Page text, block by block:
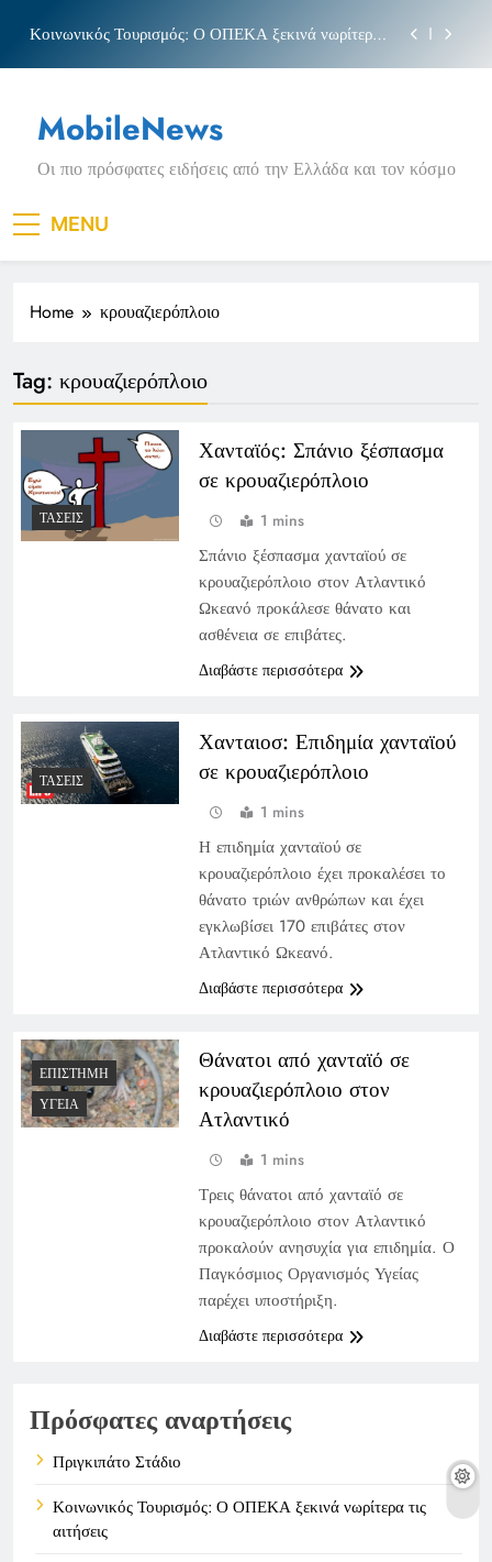
content
Κοινωνικός Τουρισμός: Ο ΟΠΕΚΑ ξεκινά νωρίτερα
Νέα Κρήτη: Σαρακήνικο και η φράση «Κρήτη
ΟΦΗ»
Πριγκιπάτο Στάδιο
Κοινωνικός Τουρισμός: Ο ΟΠΕΚΑ ξεκινά νωρίτερα
τις αιτήσεις
Μπέσσυ αργυράκη
Νέα Κρήτη: Σαρακήνικο και η φράση «Κρήτη
MobileNews
Οι πιο πρόσφατες ειδήσεις από την Ελλάδα και τον κόσμο
MENU
Home κρουαζιερόπλοιο
Tag: κρουαζιερόπλοιο
ΤΆΣΕΙΣ
Χανταϊός: Σπάνιο ξέσπασμα
σε κρουαζιερόπλοιο
1 mins
Σπάνιο ξέσπασμα χανταϊού σε
κρουαζιερόπλοιο στον Ατλαντικό
Ωκεανό προκάλεσε θάνατο και
ασθένεια σε επιβάτες.
Διαβάστε περισσότερα
ΤΆΣΕΙΣ
Χανταιοσ: Επιδημία χανταϊού
σε κρουαζιερόπλοιο
1 mins
Η επιδημία χανταϊού σε
κρουαζιερόπλοιο έχει προκαλέσει το
θάνατο τριών ανθρώπων και έχει
εγκλωβίσει 170 επιβάτες στον
Ατλαντικό Ωκεανό.
Διαβάστε περισσότερα
ΕΠΙΣΤΉΜΗ
ΥΓΕΊΑ
Θάνατοι από χανταϊό σε
κρουαζιερόπλοιο στον
Ατλαντικό
1 mins
Τρεις θάνατοι από χανταϊό σε
κρουαζιερόπλοιο στον Ατλαντικό
προκαλούν ανησυχία για επιδημία. Ο
Παγκόσμιος Οργανισμός Υγείας
παρέχει υποστήριξη.
Διαβάστε περισσότερα
Πρόσφατες αναρτήσεις
Πριγκιπάτο Στάδιο
Κοινωνικός Τουρισμός: Ο ΟΠΕΚΑ ξεκινά νωρίτερα τις
αιτήσεις